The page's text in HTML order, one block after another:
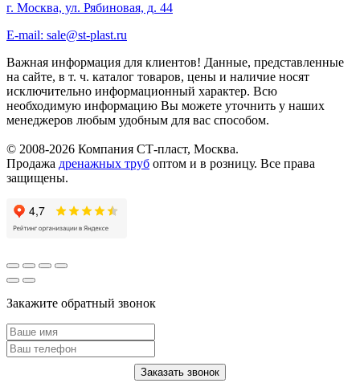
г. Москва, ул. Рябиновая, д. 44
E-mail: sale@st-plast.ru
Важная информация для клиентов! Данные, представленные
на сайте, в т. ч. каталог товаров, цены и наличие носят
исключительно информационный характер. Всю
необходимую информацию Вы можете уточнить у наших
менеджеров любым удобным для вас способом.
© 2008-2026 Компания СТ-пласт, Москва.
Продажа дренажных труб оптом и в розницу. Все права
защищены.
Закажите обратный звонок